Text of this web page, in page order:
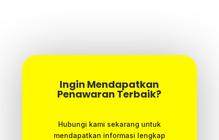
Ingin Mendapatkan
Penawaran Terbaik?
Hubungi kami sekarang untuk
mendapatkan informasi lengkap